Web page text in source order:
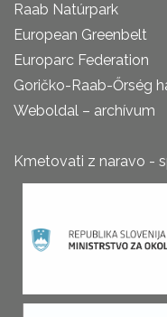
Raab Natúrpark
European Greenbelt
Europarc Federation
Goričko-Raab-Őrség
Weboldal – archívum
Kmetovati z naravo -